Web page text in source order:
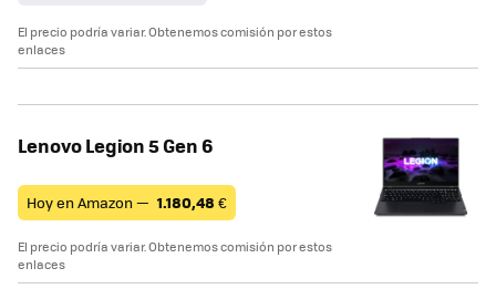
El precio podría variar. Obtenemos comisión por estos
enlaces
Lenovo Legion 5 Gen 6
Hoy en Amazon — 1.180,48 €
El precio podría variar. Obtenemos comisión por estos
enlaces